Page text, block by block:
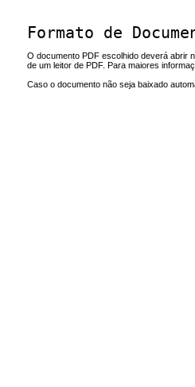
Formato de
O documento PDF escolhido deverá abrir
de um leitor de PDF. Para maiores
Caso o documento não seja baixado